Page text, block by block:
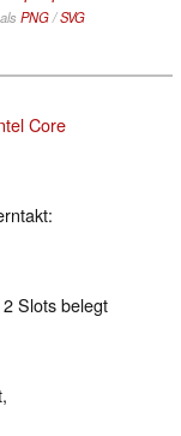
PNG/SVG
Core
Slots belegt